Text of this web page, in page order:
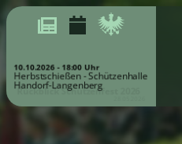
Herbstschießen - Schützenhalle
Handorf-Langenberg